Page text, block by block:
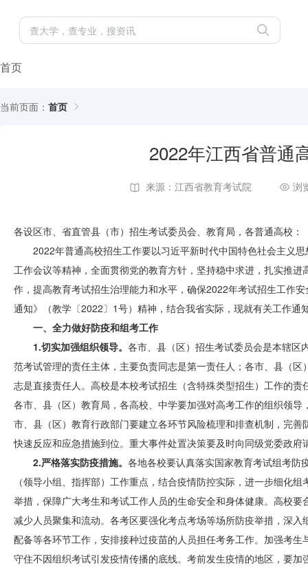
首页
当前页面： 首页
2022年江西省普通
来源：江西省教育考试院 浏
各设区市、省直管县（市）招生考试委员会、教育局，各普通高校：
2022年普通高校招生工作要以习近平新时代中国特色社会主义
工作会议等精神，全面贯彻党的教育方针，坚持稳中求进，扎实推
作，提高教育考试招生治理能力和水平，确保2022年考试招生工作
通知》（教学〔2022〕1号）精神，结合我省实际，现就有关工作通
一、全力做好防疫和组考工作
1.切实加强组织领导。 各市、县（区）招生考试委员会是本辖区
范考试管理的责任主体，主要负责同志是第一责任人；各市、县（
志是直接责任人。高校是本校考试招生（含特殊类型招生）工作的
各市、县（区）教育局，各高校、中学要加强对高考工作的组织领
市、县（区）教育行政部门要建立各环节风险梳理和排查机制，完
快速反应和应急措施到位。重大事件处置决策要及时向同级党委政
2.严格落实防疫措施。 各地各校要认真落实国家教育考试组考防
（领导小组、指挥部）工作重点，结合疫情防控实际，进一步细化
举措，保障广大考生和考试工作人员的生命安全和身体健康。高校
减少人员聚集和流动。各考区要强化考点考场等场所防疫举措，深
配备等各环节工作，安排接种过疫苗的人员担任考务工作。加强考
守住不因组织考试引发疫情传播的底线。考前发生疫情的地区，要